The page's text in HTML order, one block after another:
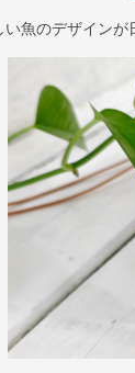
い魚のデザインが